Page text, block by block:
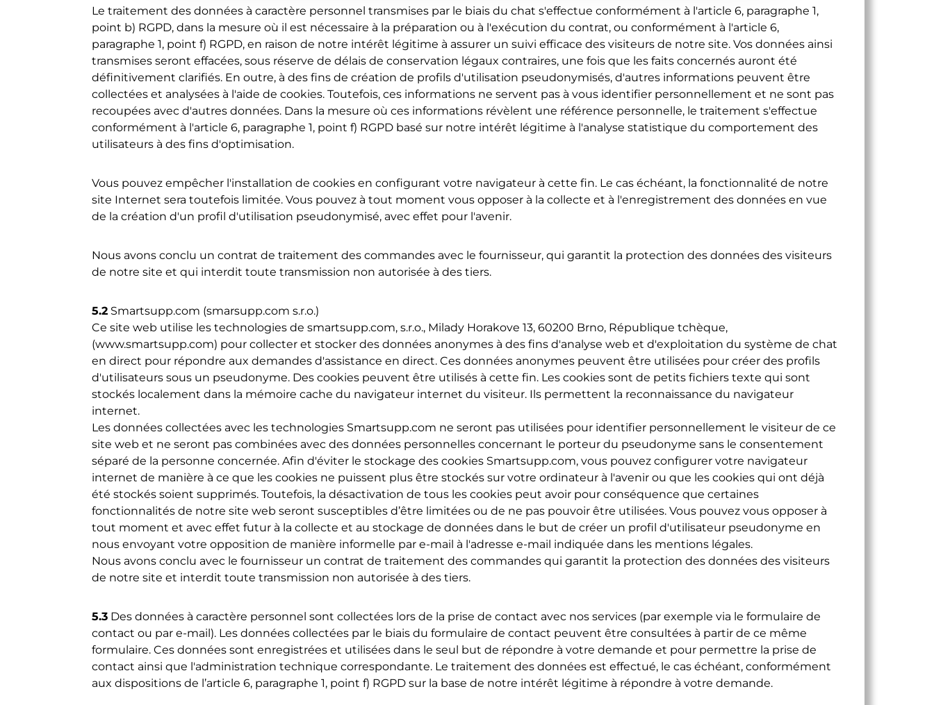
Le traitement des données à caractère personnel transmises par le biais du chat s'effectue conformément à l'article 6, paragraphe 1,
point b) RGPD, dans la mesure où il est nécessaire à la préparation ou à l'exécution du contrat, ou conformément à l'article 6,
paragraphe 1, point f) RGPD, en raison de notre intérêt légitime à assurer un suivi efficace des visiteurs de notre site. Vos données ainsi
transmises seront effacées, sous réserve de délais de conservation légaux contraires, une fois que les faits concernés auront été
définitivement clarifiés. En outre, à des fins de création de profils d'utilisation pseudonymisés, d'autres informations peuvent être
collectées et analysées à l'aide de cookies. Toutefois, ces informations ne servent pas à vous identifier personnellement et ne sont pas
recoupées avec d'autres données. Dans la mesure où ces informations révèlent une référence personnelle, le traitement s'effectue
conformément à l'article 6, paragraphe 1, point f) RGPD basé sur notre intérêt légitime à l'analyse statistique du comportement des
utilisateurs à des fins d'optimisation.
Vous pouvez empêcher l'installation de cookies en configurant votre navigateur à cette fin. Le cas échéant, la fonctionnalité de notre
site Internet sera toutefois limitée. Vous pouvez à tout moment vous opposer à la collecte et à l'enregistrement des données en vue
de la création d'un profil d'utilisation pseudonymisé, avec effet pour l'avenir.
Nous avons conclu un contrat de traitement des commandes avec le fournisseur, qui garantit la protection des données des visiteurs
de notre site et qui interdit toute transmission non autorisée à des tiers.
5.2 Smartsupp.com (smarsupp.com s.r.o.)
Ce site web utilise les technologies de smartsupp.com, s.r.o., Milady Horakove 13, 60200 Brno, République tchèque,
(www.smartsupp.com) pour collecter et stocker des données anonymes à des fins d'analyse web et d'exploitation du système de chat
en direct pour répondre aux demandes d'assistance en direct. Ces données anonymes peuvent être utilisées pour créer des profils
d'utilisateurs sous un pseudonyme. Des cookies peuvent être utilisés à cette fin. Les cookies sont de petits fichiers texte qui sont
stockés localement dans la mémoire cache du navigateur internet du visiteur. Ils permettent la reconnaissance du navigateur
internet.
Les données collectées avec les technologies Smartsupp.com ne seront pas utilisées pour identifier personnellement le visiteur de ce
site web et ne seront pas combinées avec des données personnelles concernant le porteur du pseudonyme sans le consentement
séparé de la personne concernée. Afin d'éviter le stockage des cookies Smartsupp.com, vous pouvez configurer votre navigateur
internet de manière à ce que les cookies ne puissent plus être stockés sur votre ordinateur à l'avenir ou que les cookies qui ont déjà
été stockés soient supprimés. Toutefois, la désactivation de tous les cookies peut avoir pour conséquence que certaines
fonctionnalités de notre site web seront susceptibles d’être limitées ou de ne pas pouvoir être utilisées. Vous pouvez vous opposer à
tout moment et avec effet futur à la collecte et au stockage de données dans le but de créer un profil d'utilisateur pseudonyme en
nous envoyant votre opposition de manière informelle par e-mail à l'adresse e-mail indiquée dans les mentions légales.
Nous avons conclu avec le fournisseur un contrat de traitement des commandes qui garantit la protection des données des visiteurs
de notre site et interdit toute transmission non autorisée à des tiers.
5.3 Des données à caractère personnel sont collectées lors de la prise de contact avec nos services (par exemple via le formulaire de
contact ou par e-mail). Les données collectées par le biais du formulaire de contact peuvent être consultées à partir de ce même
formulaire. Ces données sont enregistrées et utilisées dans le seul but de répondre à votre demande et pour permettre la prise de
contact ainsi que l'administration technique correspondante. Le traitement des données est effectué, le cas échéant, conformément
aux dispositions de l’article 6, paragraphe 1, point f) RGPD sur la base de notre intérêt légitime à répondre à votre demande.